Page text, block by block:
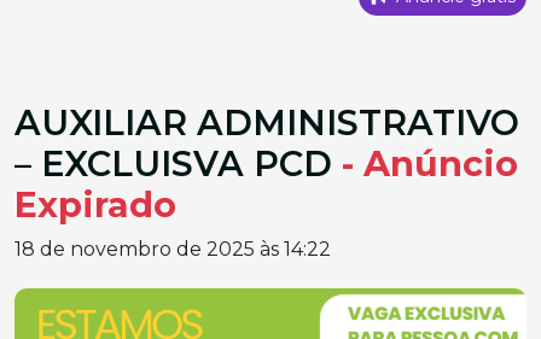
AUXILIAR ADMINISTRATIVO
– EXCLUISVA PCD - Anúncio
Expirado
18 de novembro de 2025 às 14:22